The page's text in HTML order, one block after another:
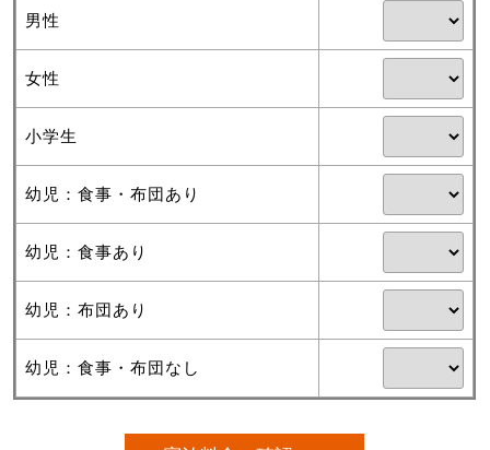
男性
女性
小学生
幼児：食事・布団あり
幼児：食事あり
幼児：布団あり
幼児：食事・布団なし